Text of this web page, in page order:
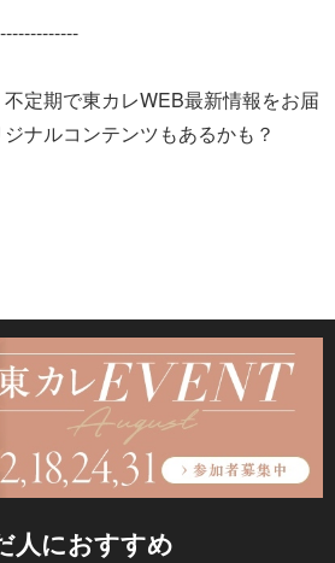
定期で東カレWEB最新情報をお届
ナルコンテンツもあるかも？
人におすすめ